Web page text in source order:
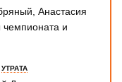
Анастасия
и
УТРАТА